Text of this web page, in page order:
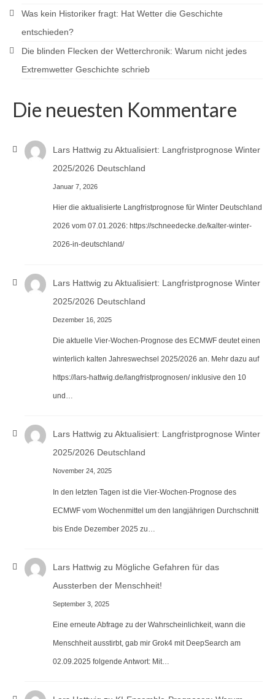
Was kein Historiker fragt: Hat Wetter die Geschichte
entschieden?
Die blinden Flecken der Wetterchronik: Warum nicht jedes
Extremwetter Geschichte schrieb
Die neuesten Kommentare
Lars Hattwig zu Aktualisiert: Langfristprognose Winter
2025/2026 Deutschland
Januar 7, 2026
Hier die aktualisierte Langfristprognose für Winter Deutschland
2026 vom 07.01.2026: https://schneedecke.de/kalter-winter-
2026-in-deutschland/
Lars Hattwig zu Aktualisiert: Langfristprognose Winter
2025/2026 Deutschland
Dezember 16, 2025
Die aktuelle Vier-Wochen-Prognose des ECMWF deutet einen
winterlich kalten Jahreswechsel 2025/2026 an. Mehr dazu auf
https://lars-hattwig.de/langfristprognosen/ inklusive den 10
und…
Lars Hattwig zu Aktualisiert: Langfristprognose Winter
2025/2026 Deutschland
November 24, 2025
In den letzten Tagen ist die Vier-Wochen-Prognose des
ECMWF vom Wochenmittel um den langjährigen Durchschnitt
bis Ende Dezember 2025 zu…
Lars Hattwig zu Mögliche Gefahren für das
Aussterben der Menschheit!
September 3, 2025
Eine erneute Abfrage zu der Wahrscheinlichkeit, wann die
Menschheit ausstirbt, gab mir Grok4 mit DeepSearch am
02.09.2025 folgende Antwort: Mit…